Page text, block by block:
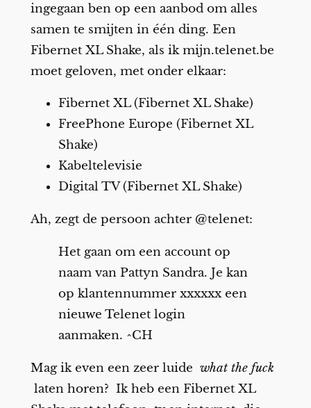
ingegaan ben op een aanbod om alles
samen te smijten in één ding. Een
Fibernet XL Shake, als ik mijn.telenet.be
moet geloven, met onder elkaar:
Fibernet XL (Fibernet XL Shake)
FreePhone Europe (Fibernet XL
Shake)
Kabeltelevisie
Digital TV (Fibernet XL Shake)
Ah, zegt de persoon achter @telenet:
Het gaan om een account op
naam van Pattyn Sandra. Je kan
op klantennummer xxxxxx een
nieuwe Telenet login
aanmaken. ^CH
Mag ik even een zeer luide what the fuck
laten horen? Ik heb een Fibernet XL